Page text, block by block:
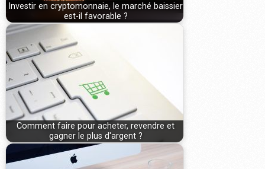
Investir en cryptomonnaie, le marché baissier
est-il favorable ?
Comment faire pour acheter, revendre et
gagner le plus d'argent ?